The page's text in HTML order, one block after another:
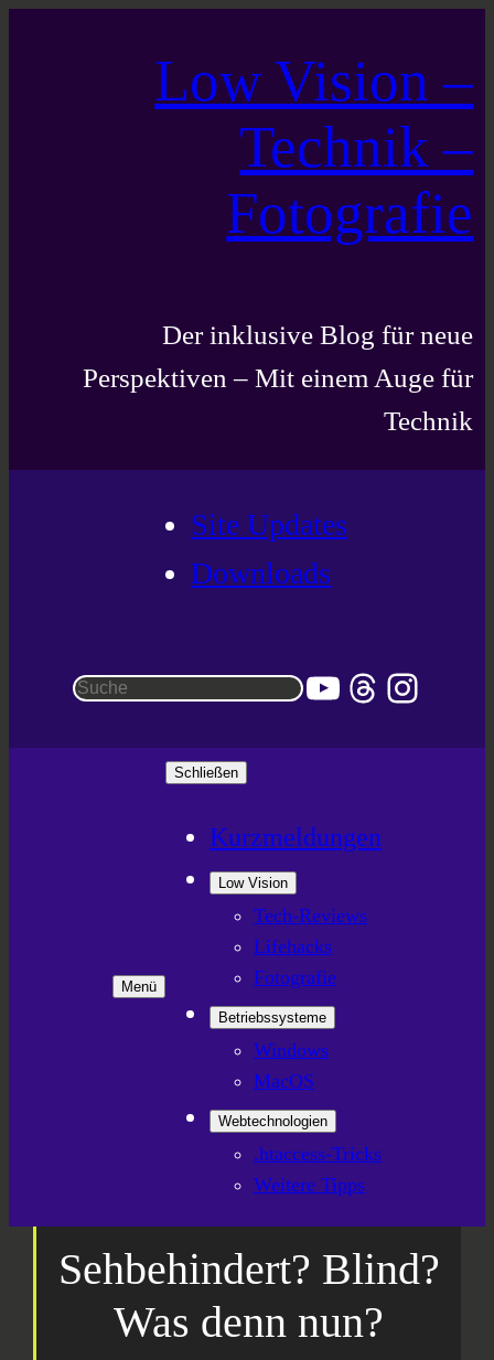
Low Vision –
Technik –
Fotografie
Der inklusive Blog für neue
Perspektiven – Mit einem Auge für
Technik
Site Updates
Downloads
Suchen YouTube
Threads
Menü
Schließen
Kurzmeldungen
Low Vision
Tech-Reviews
Lifehacks
Fotografie
Betriebssysteme
Windows
MacOS
Webtechnologien
.htaccess-Tricks
Weitere Tipps
Sehbehindert? Blind?
Was denn nun?